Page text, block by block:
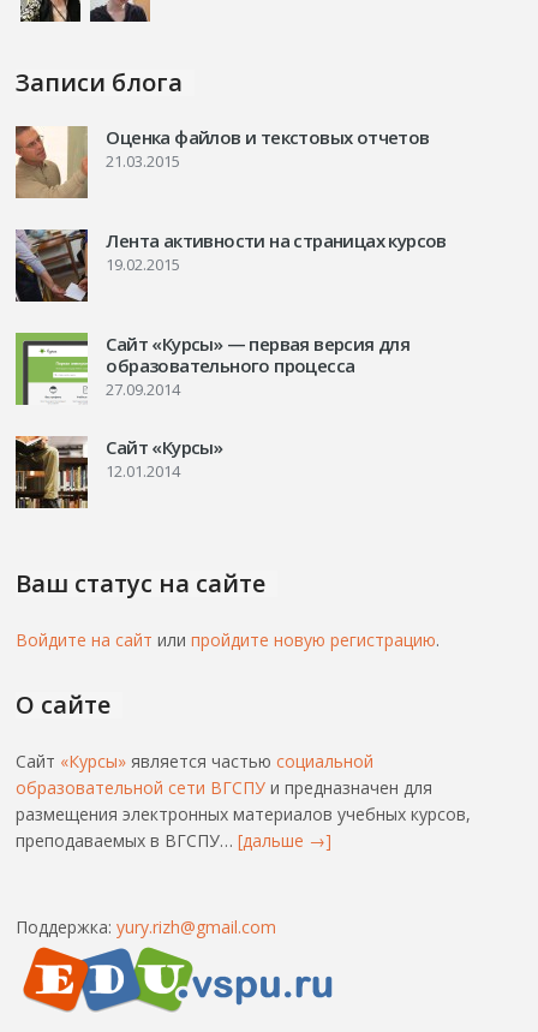
Записи блога
Оценка файлов и текстовых отчетов
21.03.2015
Лента активности на страницах курсов
19.02.2015
Сайт «Курсы» — первая версия для
образовательного процесса
27.09.2014
Сайт «Курсы»
12.01.2014
Ваш статус на сайте
Войдите на сайт илипройдите новую регистрацию.
О сайте
Сайт «Курсы» является частьюсоциальной
образовательной сети ВГСПУ и предназначен для
размещения электронных материалов учебных курсов,
преподаваемых в ВГСПУ…[дальше →]
Поддержка:yury.rizh@gmail.com